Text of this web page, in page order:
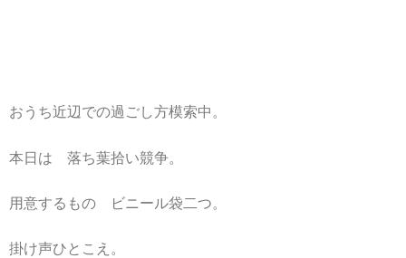
おうち近辺での過ごし方模索中。
本日は 落ち葉拾い競争。
用意するもの ビニール袋二つ。
掛け声ひとこえ。